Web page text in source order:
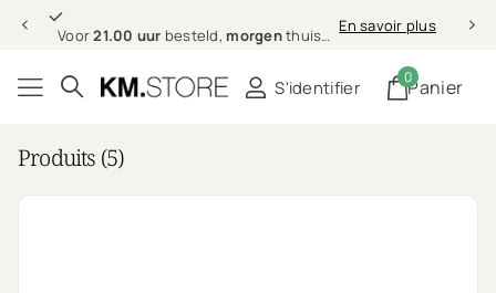
Voor21.00 uur besteld, morgenthuis (in NL & BE) En savoir plus
S'identifier Panier
0
Produits (5)